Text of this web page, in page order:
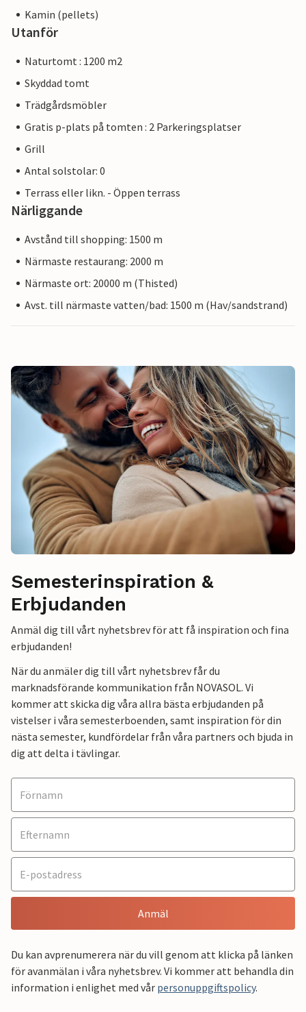
Kamin (pellets)
Utanför
Naturtomt : 1200 m2
Skyddad tomt
Trädgårdsmöbler
Gratis p-plats på tomten : 2 Parkeringsplatser
Grill
Antal solstolar: 0
Terrass eller likn. - Öppen terrass
Närliggande
Avstånd till shopping: 1500 m
Närmaste restaurang: 2000 m
Närmaste ort: 20000 m (Thisted)
Avst. till närmaste vatten/bad: 1500 m (Hav/sandstrand)
Semesterinspiration &
Erbjudanden
Anmäl dig till vårt nyhetsbrev för att få inspiration och fina
erbjudanden!
När du anmäler dig till vårt nyhetsbrev får du
marknadsförande kommunikation från NOVASOL. Vi
kommer att skicka dig våra allra bästa erbjudanden på
vistelser i våra semesterboenden, samt inspiration för din
nästa semester, kundfördelar från våra partners och bjuda in
dig att delta i tävlingar.
Anmäl
Du kan avprenumerera när du vill genom att klicka på länken
för avanmälan i våra nyhetsbrev. Vi kommer att behandla din
information i enlighet med vår personuppgiftspolicy.